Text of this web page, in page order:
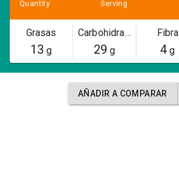
Quantity Serving
Grasas
13 g
Carbohidratos
29 g
Fibra
4 g
AÑADIR A COMPARAR